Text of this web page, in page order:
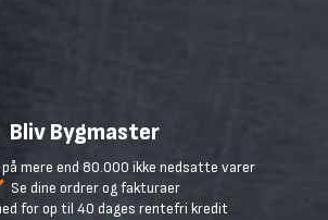
Bliv Bygmaster
mere end 80.000 ikke nedsatte varer
Se dine ordrer og fakturaer
for op til 40 dages rentefri kredit